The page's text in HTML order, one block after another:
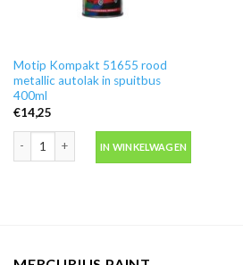
Motip Kompakt 51655 rood
metallic autolak in spuitbus
400ml
€14,25
IN WINKELWAGEN